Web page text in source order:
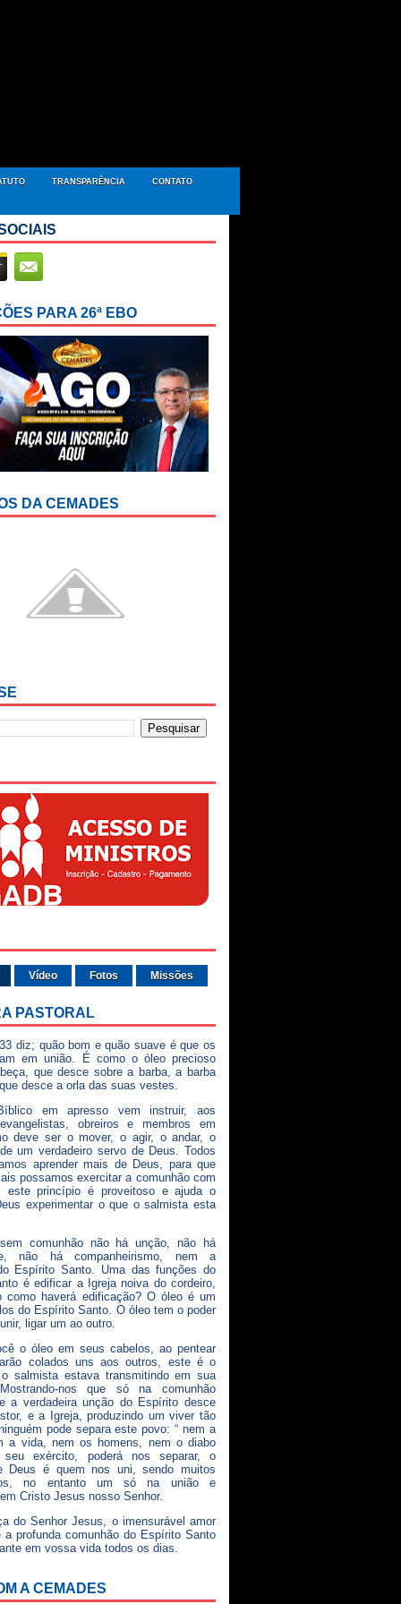
TRANSPARÊNCIA CONTATO
PARA 26ª EBO
DA CEMADES
Vídeo Fotos Missões
PASTORAL
diz; quão bom e quão suave é que os
em união. É como o óleo precioso
que desce sobre a barba, a barba
desce a orla das suas vestes.
em apresso vem instruir, aos
obreiros e membros em
deve ser o mover, o agir, o andar, o
um verdadeiro servo de Deus. Todos
aprender mais de Deus, para que
possamos exercitar a comunhão com
este princípio é proveitoso e ajuda o
experimentar o que o salmista esta
comunhão não há unção, não há
não há companheirismo, nem a
Espírito Santo. Uma das funções do
é edificar a Igreja noiva do cordeiro,
como haverá edificação? O óleo é um
do Espírito Santo. O óleo tem o poder
ligar um ao outro.
o óleo em seus cabelos, ao pentear
colados uns aos outros, este é o
salmista estava transmitindo em sua
nos que só na comunhão
a verdadeira unção do Espírito desce
e a Igreja, produzindo um viver tão
pode separa este povo: “ nem a
a vida, nem os homens, nem o diabo
exército, poderá nos separar, o
Deus é quem nos uni, sendo muitos
no entanto um só na união e
Cristo Jesus nosso Senhor.
do Senhor Jesus, o imensurável amor
a profunda comunhão do Espírito Santo
em vossa vida todos os dias.
A CEMADES